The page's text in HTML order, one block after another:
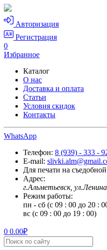
Авторизация
Регистрация
0
Избранное
Каталог
О нас
Доставка и оплата
Статьи
Условия скидок
Контакты
WhatsApp
Телефон: 8 (939) - 333 -
E-mail:
Для печати на
Адрес:
г.Альметьевск,
Режим работы:
пн - сб (с 09 : 00 до 20 :
вс (с 09 : 00 до 19 : 00)
0 0.00₽